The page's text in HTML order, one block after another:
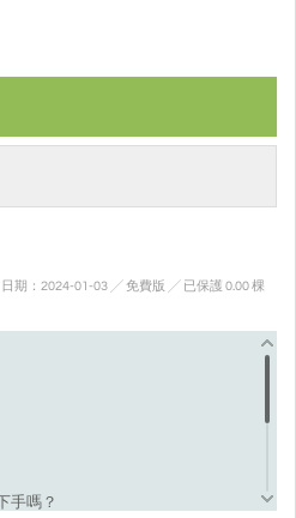
期：2024-01-03 ╱ 免費版 ╱ 已保護 0.00 棵
手嗎？